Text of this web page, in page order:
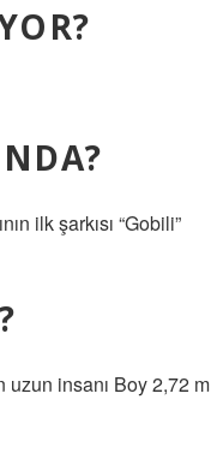
ilk şarkısı “Gobili”
insanı Boy 2,72 m